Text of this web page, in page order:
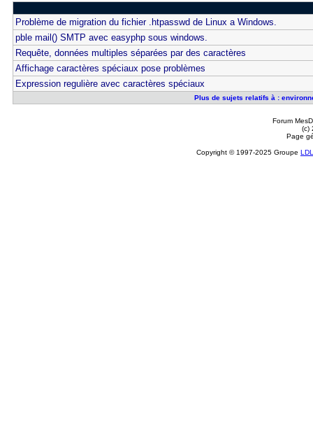
Problème de migration du fichier .htpasswd de Linux a Windows.
pble mail() SMTP avec easyphp sous windows.
Requête, données multiples séparées par des caractères
Affichage caractères spéciaux pose problèmes
Expression regulière avec caractères spéciaux
Plus de sujets relatifs à :
Forum
(c)
Page
Copyright © 1997-2025 Groupe